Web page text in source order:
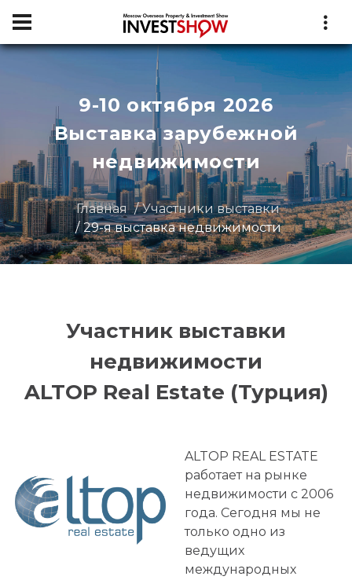
9-10 октября 2026
Выставка зарубежной
недвижимости
Главная
Участники выставки
29-я выставка недвижимости
Участник выставки
недвижимости
ALTOP Real Estate (Турция)
ALTOP REAL ESTATE
работает на рынке
недвижимости с 2006
года. Сегодня мы не
только одно из
ведущих
международных